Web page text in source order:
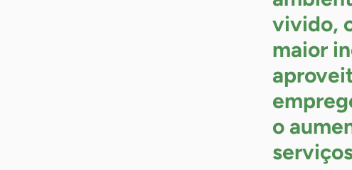
vivido,
maior
o